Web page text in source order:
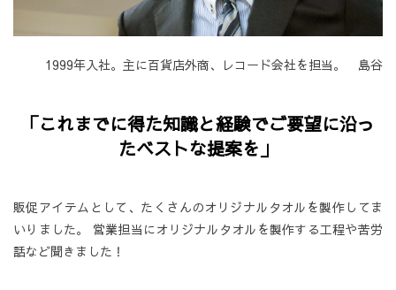
1999年入社。主に百貨店外商、レコード会社を担当。 島谷
「これまでに得た知識と経験でご要望に沿っ
たベストな提案を」
販促アイテムとして、たくさんのオリジナルタオルを製作してま
いりました。 営業担当にオリジナルタオルを製作する工程や苦労
話など聞きました！